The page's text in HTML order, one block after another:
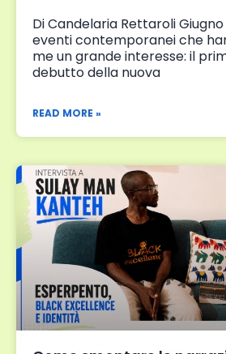
Di Candelaria Rettaroli
eventi contemporanei che
me un grande interesse: il
debutto della nuova
READ MORE »